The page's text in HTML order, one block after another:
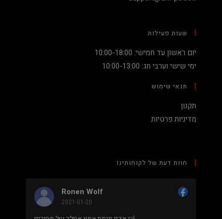
שעות פעילות
יום ראשון עד חמישי: 10:00-18:00
ימי שישי וערבי חג: 10:00-13:00
תנאי שימוש
תקנון
מדיניות פרטיות
חוות דעת של לקוחותינו
Ronen Wolf
2021-01-20